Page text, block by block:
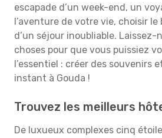
escapade d’un week-end, un
l’aventure de votre vie, choisir
d’un séjour inoubliable. Laissez-
choses pour que vous puissiez
l’essentiel : créer des souvenirs
instant à Gouda !
Trouvez les meilleurs
De luxueux complexes cinq